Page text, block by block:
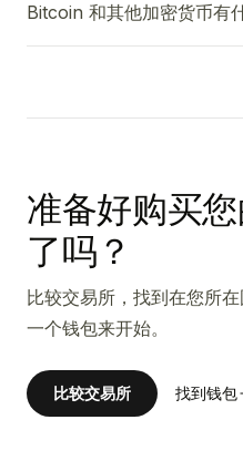
Bitcoin 和其他加密货币有
准备好购买您
了吗？
比较交易所，找到在您所
一个钱包来开始。
比较交易所 找到钱包